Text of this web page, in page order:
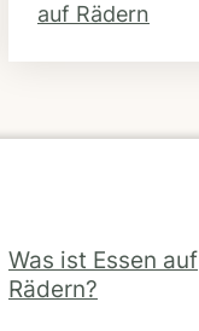
auf Rädern
Was ist Essen auf
Rädern?